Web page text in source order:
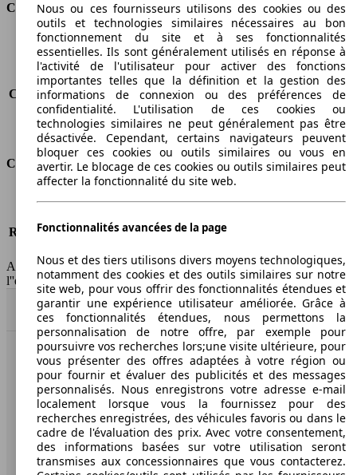
Consommation
Émissions de CO2*
145 g/km (komb.)
Consommation (ville)
6.1 l/100km
Consommation (route)
4.7 l/100km
Consommation (combinée)* 5.2 l/100km
Classe d'émissions
Euro 5
Capacité du réservoir
60 l
Classes d'assurance
Responsabilité civile -
AutoScout24 France SAS décline toute responsabilité concernant
l''exactitude des indications fournies.
Haut
AutoScout24: la plus grande plateforme en ligne de
voitures en Europe
AutoScout24
A propos d'AutoScout24
Nous ou ces fournisseurs utilisons des cookies ou des
outils et technologies similaires nécessaires au bon
fonctionnement du site et à ses fonctionnalités
essentielles. Ils sont généralement utilisés en réponse à
l'activité de l'utilisateur pour activer des fonctions
importantes telles que la définition et la gestion des
informations de connexion ou des préférences de
confidentialité. L'utilisation de ces cookies ou
technologies similaires ne peut généralement pas être
désactivée. Cependant, certains navigateurs peuvent
bloquer ces cookies ou outils similaires ou vous en
avertir. Le blocage de ces cookies ou outils similaires peut
affecter la fonctionnalité du site web.
Fonctionnalités avancées de la page
Nous et des tiers utilisons divers moyens technologiques,
notamment des cookies et des outils similaires sur notre
site web, pour vous offrir des fonctionnalités étendues et
garantir une expérience utilisateur améliorée. Grâce à
ces fonctionnalités étendues, nous permettons la
personnalisation de notre offre, par exemple pour
poursuivre vos recherches lors;une visite ultérieure, pour
vous présenter des offres adaptées à votre région ou
pour fournir et évaluer des publicités et des messages
personnalisés. Nous enregistrons votre adresse e-mail
localement lorsque vous la fournissez pour des
recherches enregistrées, des véhicules favoris ou dans le
cadre de l'évaluation des prix. Avec votre consentement,
des informations basées sur votre utilisation seront
transmises aux concessionnaires que vous contacterez.